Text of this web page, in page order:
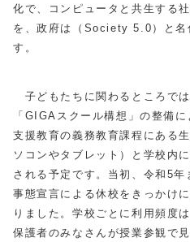
化で、コンピュータと共生する
を、政府は（Society 5.0）と名
す
子どもたちに関わるところで
「GIGAスクール構想」の整備
支援教育の義務教育課程にある
ソコンやタブレット）と学校内
される予定です。当初、令和5
事態宣言による休校をきっかけ
りました。学校ごとに利用頻度
保護者のみなさんが授業参観で